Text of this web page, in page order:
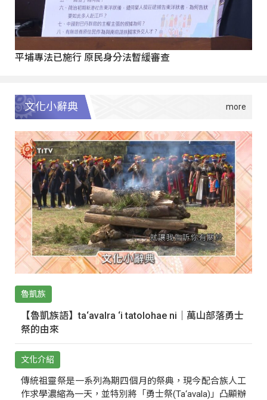
平埔專法已施行 原民身分法暫緩審查
文化小辭典
魯凱族
【魯凱族語】ta‘avalra ‘i tatolohae ni｜萬山部落勇士
祭的由來
文化介紹
傳統祖靈祭是一系列為期四個月的祭典，現今配合族人工
作求學濃縮為一天，並特別將「勇士祭(Ta‘avala)」凸顯辦